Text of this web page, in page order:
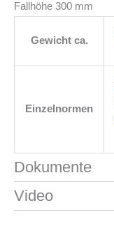
Fallhöhe 300 mm
Gewicht ca.
Einzelnormen
Dokumente
Video